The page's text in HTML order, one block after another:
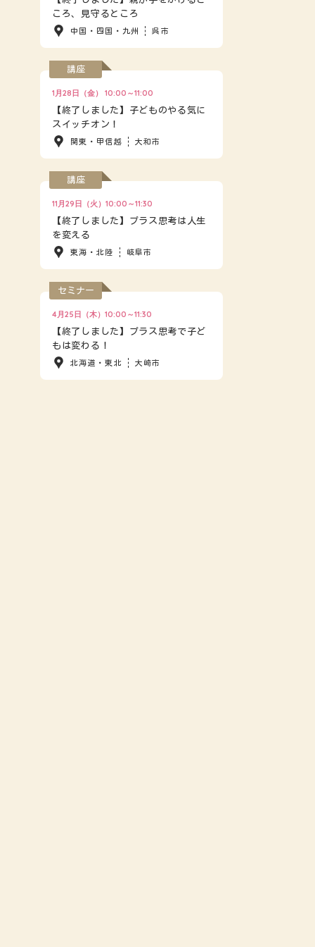
ころ、見守るところ
中国・四国・九州 呉市
講座
1月28日（金） 10:00～11:00
【終了しました】子どものやる気に
スイッチオン！
関東・甲信越 大和市
講座
11月29日（火）10:00～11:30
【終了しました】プラス思考は人生
を変える
東海・北陸 岐阜市
セミナー
4月25日（木）10:00～11:30
【終了しました】プラス思考で子ど
もは変わる！
北海道・東北 大崎市